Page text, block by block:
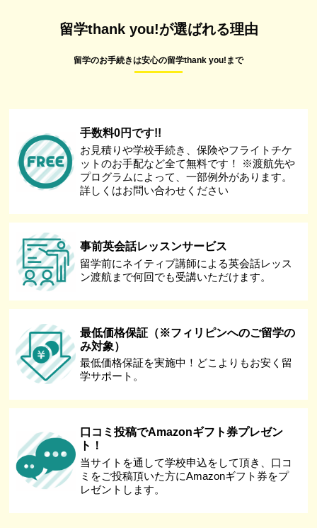
留学thank you!が選ばれる理由
留学のお手続きは安心の留学thank you!まで
手数料0円です!!
お見積りや学校手続き、保険やフライトチケ
ットのお手配など全て無料です！ ※渡航先や
プログラムによって、一部例外があります。
詳しくはお問い合わせください
事前英会話レッスンサービス
留学前にネイティブ講師による英会話レッス
ン渡航まで何回でも受講いただけます。
最低価格保証（※フィリピンへのご留学の
み対象）
最低価格保証を実施中！どこよりもお安く留
学サポート。
口コミ投稿でAmazonギフト券プレゼン
ト！
当サイトを通して学校申込をして頂き、口コ
ミをご投稿頂いた方にAmazonギフト券をプ
レゼントします。